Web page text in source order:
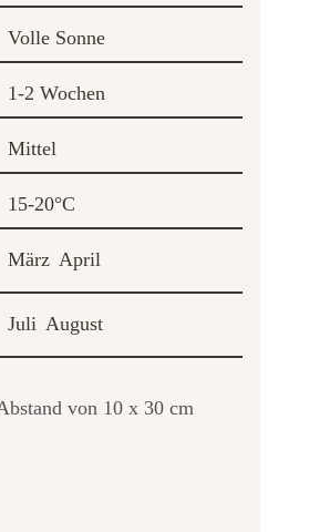
Volle Sonne
1-2 Wochen
Mittel
15-20°C
März April
Juli August
von 10 x 30 cm